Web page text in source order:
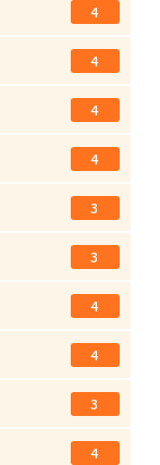
4
4
4
4
3
3
4
4
3
4